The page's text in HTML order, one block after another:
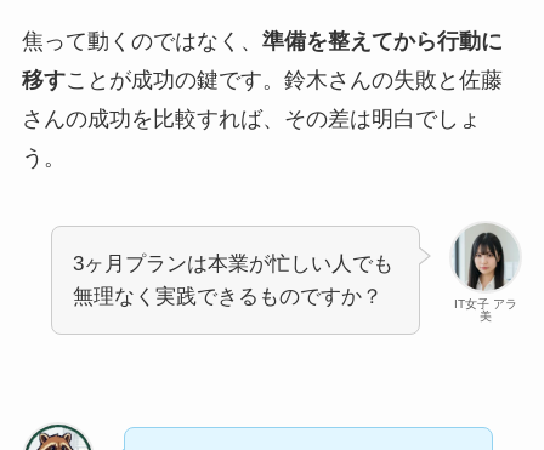
焦って動くのではなく、 準備を整えてから行動に
移すことが成功の鍵です。鈴木さんの失敗と佐藤
さんの成功を比較すれば、その差は明白でしょ
う。
IT女子 アラ
美
3ヶ月プランは本業が忙しい人でも
無理なく実践できるものですか？